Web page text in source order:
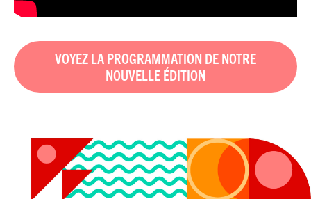
VOYEZ LA PROGRAMMATION DE NOTRE
NOUVELLE ÉDITION